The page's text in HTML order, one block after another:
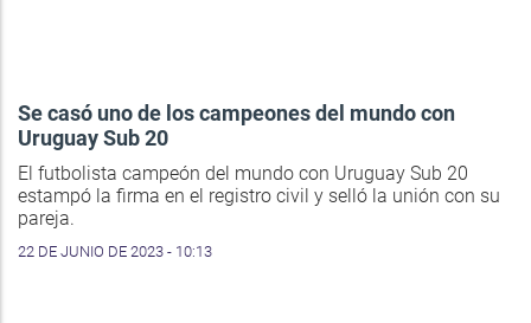
Se casó uno de los campeones del mundo con
Uruguay Sub 20
El futbolista campeón del mundo con Uruguay Sub 20
estampó la firma en el registro civil y selló la unión con su
pareja.
22 DE JUNIO DE 2023 - 10:13